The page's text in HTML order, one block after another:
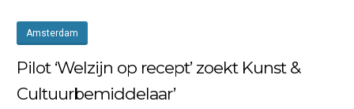
Amsterdam
Pilot ‘Welzijn op recept’ zoekt Kunst &
Cultuurbemiddelaar’